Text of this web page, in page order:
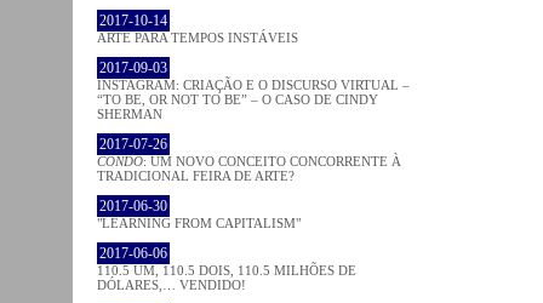
2017-10-14
ARTE PARA TEMPOS INSTÁVEIS
2017-09-03
INSTAGRAM: CRIAÇÃO E O DISCURSO VIRTUAL –
“TO BE, OR NOT TO BE” – O CASO DE CINDY
SHERMAN
2017-07-26
CONDO: UM NOVO CONCEITO CONCORRENTE À
TRADICIONAL FEIRA DE ARTE?
2017-06-30
"LEARNING FROM CAPITALISM"
2017-06-06
110.5 UM, 110.5 DOIS, 110.5 MILHÕES DE
DÓLARES,… VENDIDO!